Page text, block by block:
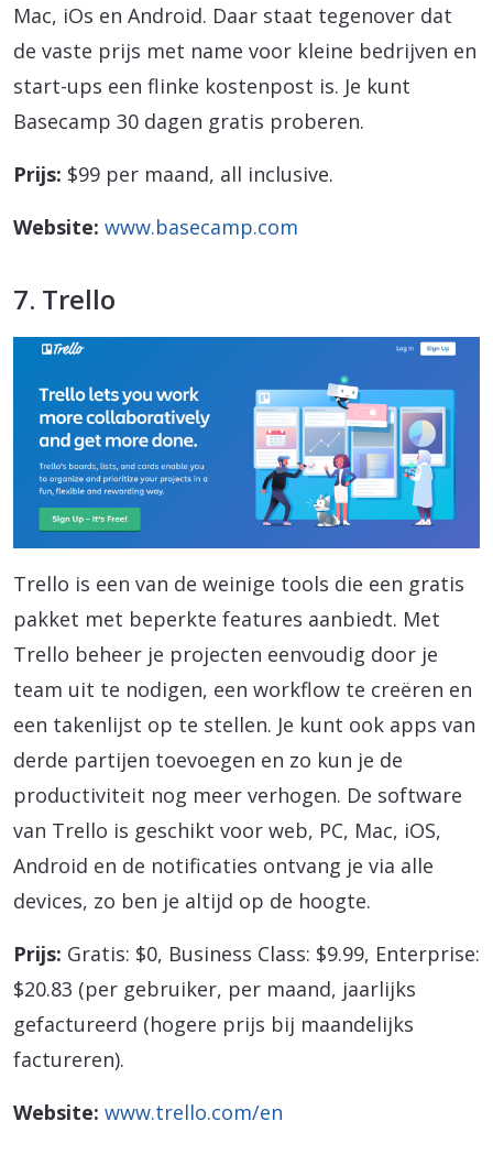
Mac, iOs en Android. Daar staat tegenover dat
de vaste prijs met name voor kleine bedrijven en
start-ups een flinke kostenpost is. Je kunt
Basecamp 30 dagen gratis proberen.
Prijs: $99 per maand, all inclusive.
Website: www.basecamp.com
7. Trello
Trello is een van de weinige tools die een gratis
pakket met beperkte features aanbiedt. Met
Trello beheer je projecten eenvoudig door je
team uit te nodigen, een workflow te creëren en
een takenlijst op te stellen. Je kunt ook apps van
derde partijen toevoegen en zo kun je de
productiviteit nog meer verhogen. De software
van Trello is geschikt voor web, PC, Mac, iOS,
Android en de notificaties ontvang je via alle
devices, zo ben je altijd op de hoogte.
Prijs: Gratis: $0, Business Class: $9.99, Enterprise:
$20.83 (per gebruiker, per maand, jaarlijks
gefactureerd (hogere prijs bij maandelijks
factureren).
Website: www.trello.com/en